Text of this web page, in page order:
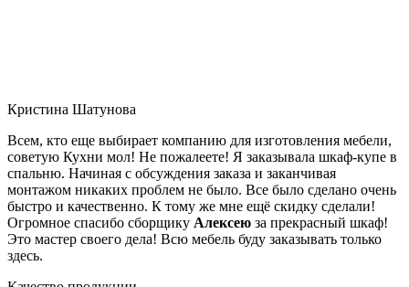
Кристина Шатунова
Всем, кто еще выбирает компанию для изготовления мебели,
советую Кухни мол! Не пожалеете! Я заказывала шкаф-купе в
спальню. Начиная с обсуждения заказа и заканчивая
монтажом никаких проблем не было. Все было сделано очень
быстро и качественно. К тому же мне ещё скидку сделали!
Огромное спасибо сборщику Алексею за прекрасный шкаф!
Это мастер своего дела! Всю мебель буду заказывать только
здесь.